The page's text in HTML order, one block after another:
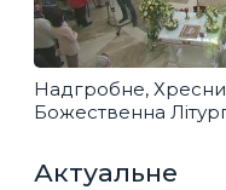
Надгробне,
Божественна
Актуальне